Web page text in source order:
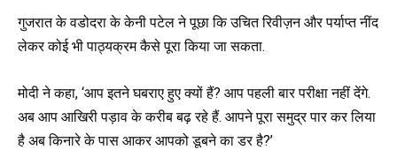
गुजरात के वडोदरा के केनी पटेल ने पूछा कि उचित रिवीज़न और पर्याप्त नींद
लेकर कोई भी पाठ्यक्रम कैसे पूरा किया जा सकता.
मोदी ने कहा, ‘आप इतने घबराए हुए क्यों हैं? आप पहली बार परीक्षा नहीं देंगे.
अब आप आखिरी पड़ाव के करीब बढ़ रहे हैं. आपने पूरा समुद्र पार कर लिया
है अब किनारे के पास आकर आपको डूबने का डर है?’